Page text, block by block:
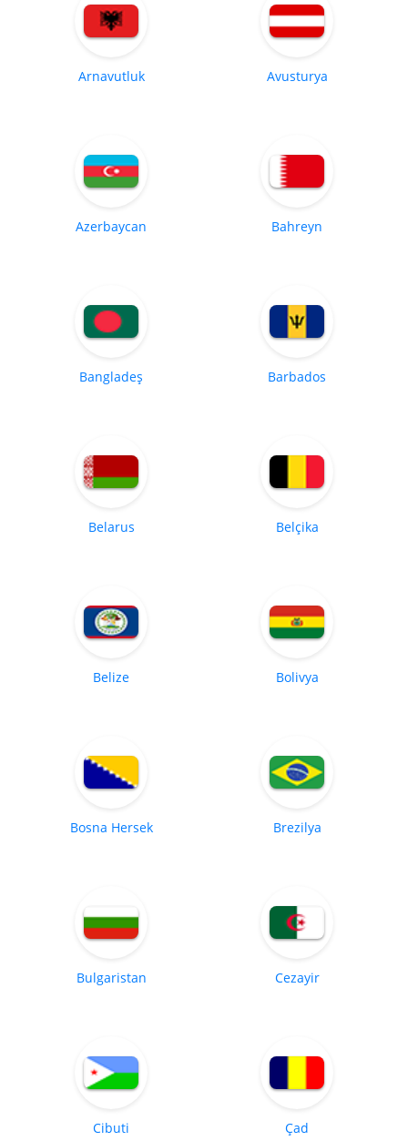
Arnavutluk Avusturya
Azerbaycan Bahreyn
Bangladeş Barbados
Belarus Belçika
Belize Bolivya
Bosna Hersek Brezilya
Bulgaristan Cezayir
Cibuti Çad